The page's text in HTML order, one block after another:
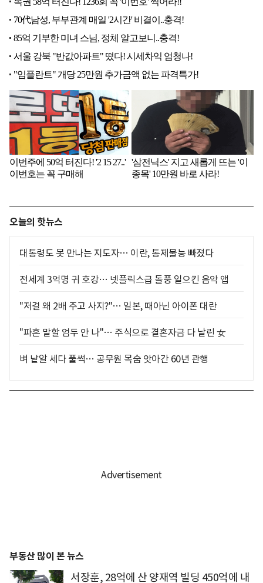
오늘의 핫뉴스
대통령도 못 만나는 지도자… 이란, 통제불능 빠졌다
전세계 3억명 귀 호강… 넷플릭스급 돌풍 일으킨 음악 앱
"저걸 왜 2배 주고 사지?"… 일본, 때아닌 아이폰 대란
"파혼 말할 엄두 안 나"… 주식으로 결혼자금 다 날린 女
벼 낱알 세다 풀썩… 공무원 목숨 앗아간 60년 관행
부동산 많이 본 뉴스
서장훈, 28억에 산 양재역 빌딩 450억에 내